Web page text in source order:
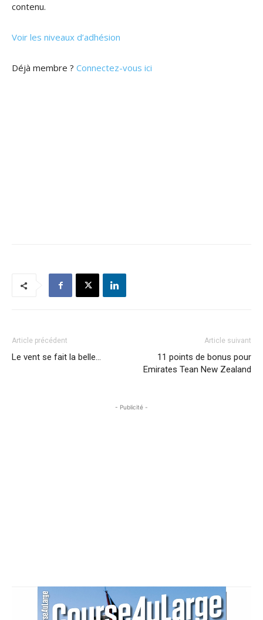
contenu.
Voir les niveaux d’adhésion
Déjà membre ? Connectez-vous ici
Article précédent
Le vent se fait la belle…
Article suivant
11 points de bonus pour
Emirates Tean New Zealand
- Publicité -